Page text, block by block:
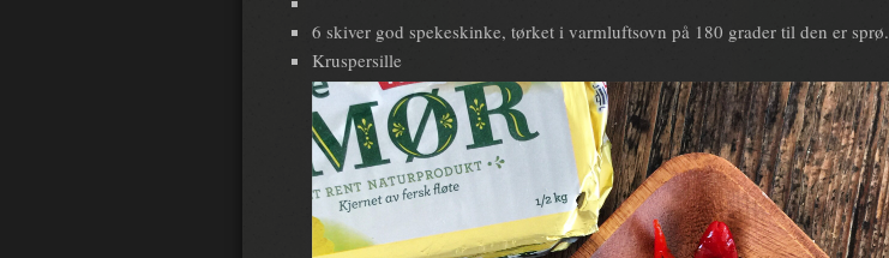
6 skiver god spekeskinke, tørket i varmluftsovn på 180 grader til den er sprø.
Kruspersille